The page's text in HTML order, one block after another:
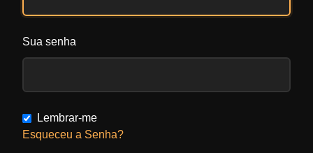
Sua senha
Lembrar-me
Esqueceu a Senha?